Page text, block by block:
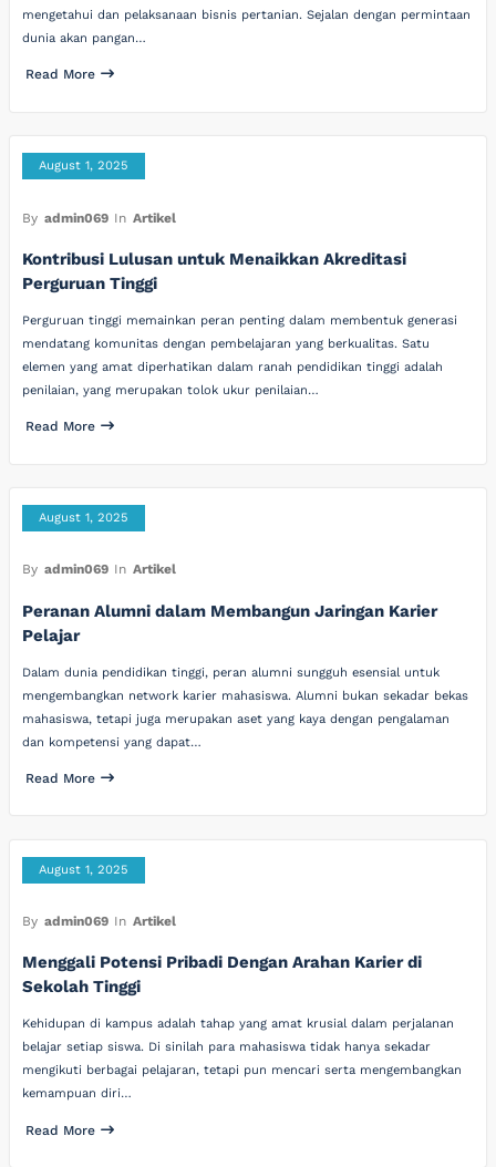
mengetahui dan pelaksanaan bisnis pertanian. Sejalan dengan permintaan
dunia akan pangan…
Read More
August 1, 2025
By admin069 In Artikel
Kontribusi Lulusan untuk Menaikkan Akreditasi
Perguruan Tinggi
Perguruan tinggi memainkan peran penting dalam membentuk generasi
mendatang komunitas dengan pembelajaran yang berkualitas. Satu
elemen yang amat diperhatikan dalam ranah pendidikan tinggi adalah
penilaian, yang merupakan tolok ukur penilaian…
Read More
August 1, 2025
By admin069 In Artikel
Peranan Alumni dalam Membangun Jaringan Karier
Pelajar
Dalam dunia pendidikan tinggi, peran alumni sungguh esensial untuk
mengembangkan network karier mahasiswa. Alumni bukan sekadar bekas
mahasiswa, tetapi juga merupakan aset yang kaya dengan pengalaman
dan kompetensi yang dapat…
Read More
August 1, 2025
By admin069 In Artikel
Menggali Potensi Pribadi Dengan Arahan Karier di
Sekolah Tinggi
Kehidupan di kampus adalah tahap yang amat krusial dalam perjalanan
belajar setiap siswa. Di sinilah para mahasiswa tidak hanya sekadar
mengikuti berbagai pelajaran, tetapi pun mencari serta mengembangkan
kemampuan diri…
Read More